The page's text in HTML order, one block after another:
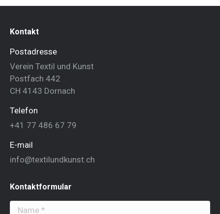
Kontakt
Postadresse
Verein Textil und Kunst
Postfach 442
CH 4143 Dornach
Telefon
+41 77 486 67 79
E-mail
info@textilundkunst.ch
Kontaktformular
Name *